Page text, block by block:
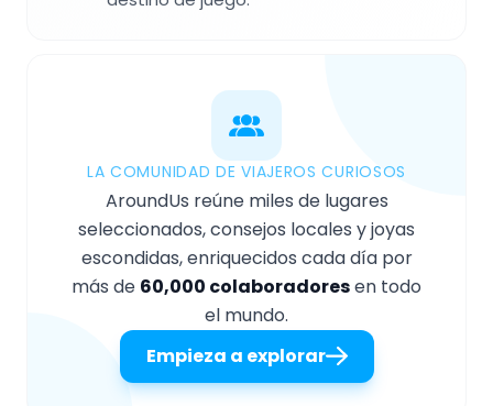
LA COMUNIDAD DE VIAJEROS CURIOSOS
AroundUs reúne miles de lugares
seleccionados, consejos locales y joyas
escondidas, enriquecidos cada día por
más de 60,000 colaboradoresen todo
el mundo.
Empieza a explorar